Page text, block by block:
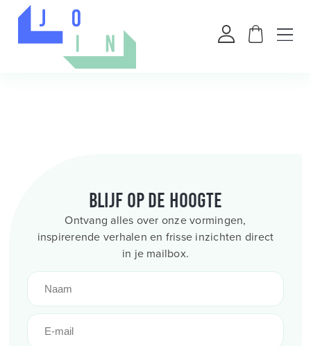
Blijf op de hoogte
Ontvang alles over onze vormingen,
inspirerende verhalen en frisse inzichten direct
in je mailbox.